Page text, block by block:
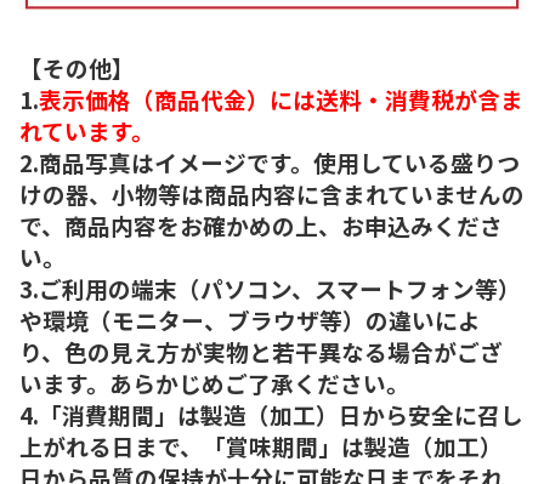
【その他】
1.表示価格（商品代金）には送料・消費税が含ま
れています。
2.商品写真はイメージです。使用している盛りつ
けの器、小物等は商品内容に含まれていませんの
で、商品内容をお確かめの上、お申込みくださ
い。
3.ご利用の端末（パソコン、スマートフォン等）
や環境（モニター、ブラウザ等）の違いによ
り、色の見え方が実物と若干異なる場合がござ
います。あらかじめご了承ください。
4.「消費期間」は製造（加工）日から安全に召し
上がれる日まで、「賞味期間」は製造（加工）